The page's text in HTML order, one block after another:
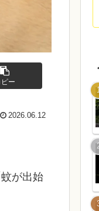
ピー
2026.06.12
が出始